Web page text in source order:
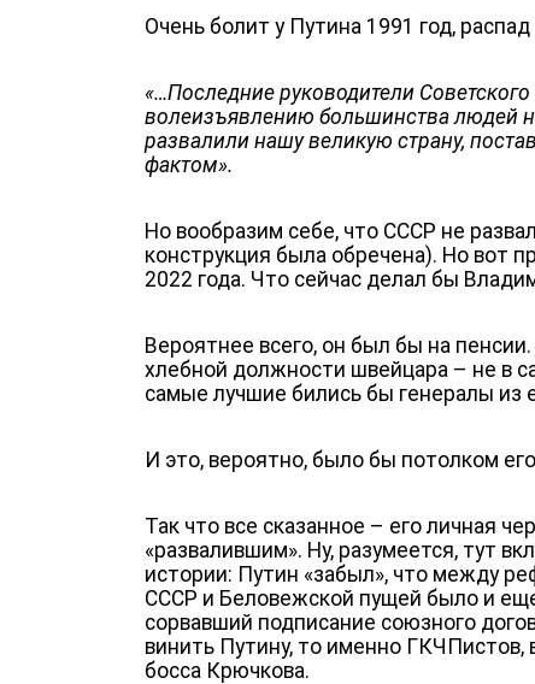
Очень болит у Путина 1991 год,
«…Последние руководители
волеизъявлению большинства людей
развалили нашу великую страну,
фактом».
Но вообразим себе, что СССР не
конструкция была обречена). Но вот
2022 года. Что сейчас делал бы
Вероятнее всего, он был бы на
хлебной должности швейцара – не в
самые лучшие бились бы генералы из
И это, вероятно, было бы потолком
Так что все сказанное – его личная
«развалившим». Ну, разумеется, тут
истории: Путин «забыл», что между
СССР и Беловежской пущей было и
сорвавший подписание союзного
винить Путину, то именно ГКЧПистов,
босса Крючкова.